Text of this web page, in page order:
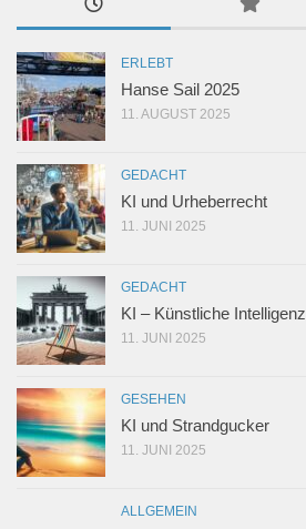
ERLEBT
Hanse Sail 2025
11. AUGUST 2025
GEDACHT
KI und Urheberrecht
11. JUNI 2025
GEDACHT
KI – Künstliche Intelligenz
11. JUNI 2025
GESEHEN
KI und Strandgucker
11. JUNI 2025
ALLGEMEIN